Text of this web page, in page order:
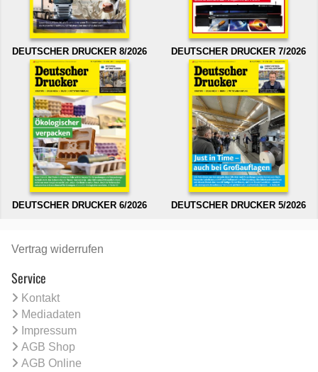
DEUTSCHER DRUCKER 8/2026 DEUTSCHER DRUCKER 7/2026
DEUTSCHER DRUCKER 6/2026 DEUTSCHER DRUCKER 5/2026
Vertrag widerrufen
Service
Kontakt
Mediadaten
Impressum
AGB Shop
AGB Online